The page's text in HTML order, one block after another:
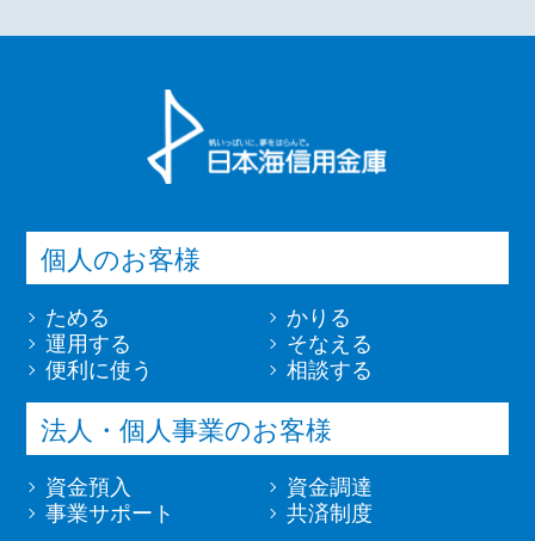
個人のお客様
ためる
かりる
運用する
そなえる
便利に使う
相談する
法人・個人事業のお客様
資金預入
資金調達
事業サポート
共済制度